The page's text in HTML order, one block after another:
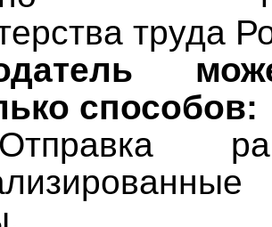
труда
способов: